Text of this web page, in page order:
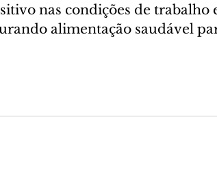
nas condições de trabalho
alimentação saudável